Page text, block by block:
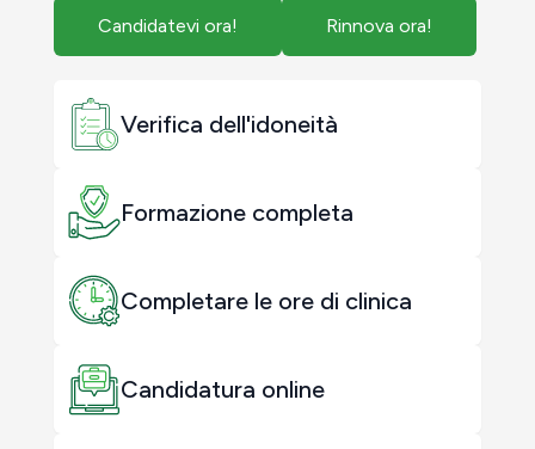
Candidatevi ora! Rinnova ora!
Verifica dell'idoneità
Formazione completa
Completare le ore di clinica
Candidatura online